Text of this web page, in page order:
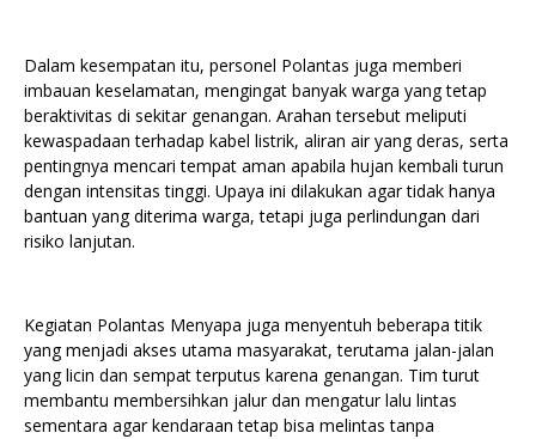
Dalam kesempatan itu, personel Polantas juga memberi
imbauan keselamatan, mengingat banyak warga yang tetap
beraktivitas di sekitar genangan. Arahan tersebut meliputi
kewaspadaan terhadap kabel listrik, aliran air yang deras, serta
pentingnya mencari tempat aman apabila hujan kembali turun
dengan intensitas tinggi. Upaya ini dilakukan agar tidak hanya
bantuan yang diterima warga, tetapi juga perlindungan dari
risiko lanjutan.
Kegiatan Polantas Menyapa juga menyentuh beberapa titik
yang menjadi akses utama masyarakat, terutama jalan-jalan
yang licin dan sempat terputus karena genangan. Tim turut
membantu membersihkan jalur dan mengatur lalu lintas
sementara agar kendaraan tetap bisa melintas tanpa